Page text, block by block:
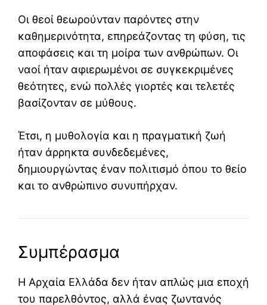
Οι θεοί θεωρούνταν παρόντες στην
καθημερινότητα, επηρεάζοντας τη φύση, τις
αποφάσεις και τη μοίρα των ανθρώπων. Οι
ναοί ήταν αφιερωμένοι σε συγκεκριμένες
θεότητες, ενώ πολλές γιορτές και τελετές
βασίζονταν σε μύθους.
Έτσι, η μυθολογία και η πραγματική ζωή
ήταν άρρηκτα συνδεδεμένες,
δημιουργώντας έναν πολιτισμό όπου το θείο
και το ανθρώπινο συνυπήρχαν.
Συμπέρασμα
Η Αρχαία Ελλάδα δεν ήταν απλώς μια εποχή
του παρελθόντος, αλλά ένας ζωντανός